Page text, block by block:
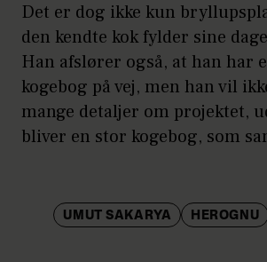
Det er dog ikke kun
den kendte kok fylder sine
Han afslører også, at han har
kogebog på vej, men han vil
mange detaljer om projektet,
bliver en stor kogebog, som
UMUT SAKARYA HEROGNU